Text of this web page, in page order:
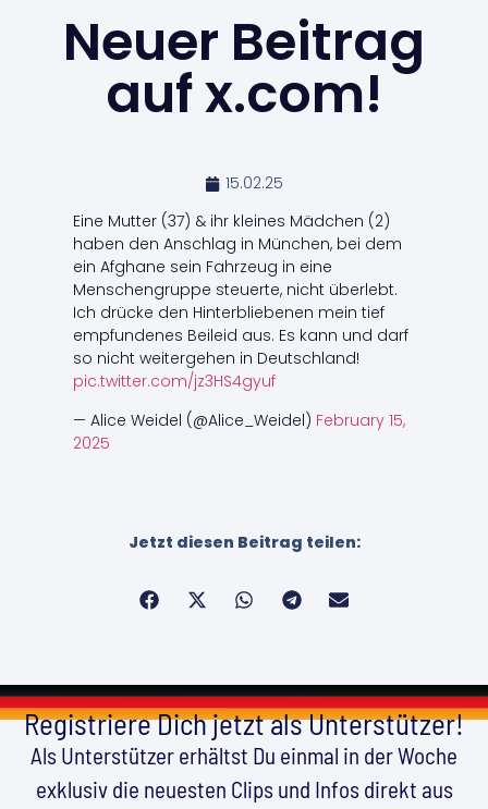
Neuer Beitrag
auf x.com!
15.02.25
Eine Mutter (37) & ihr kleines Mädchen (2)
haben den Anschlag in München, bei dem
ein Afghane sein Fahrzeug in eine
Menschengruppe steuerte, nicht überlebt.
Ich drücke den Hinterbliebenen mein tief
empfundenes Beileid aus. Es kann und darf
so nicht weitergehen in Deutschland!
pic.twitter.com/jz3HS4gyuf
— Alice Weidel (@Alice_Weidel) February 15,
2025
Jetzt diesen Beitrag teilen:
Registriere Dich jetzt als Unterstützer!
Als Unterstützer erhältst Du einmal in der Woche
exklusiv die neuesten Clips und Infos direkt aus